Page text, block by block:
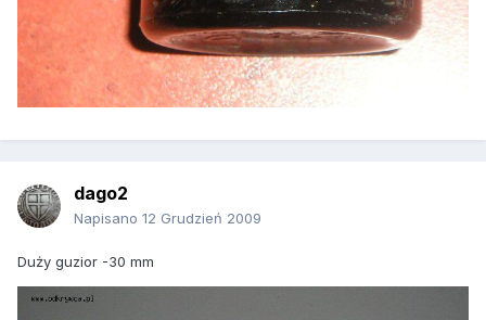
dago2
Napisano 12 Grudzień 2009
Duży guzior -30 mm